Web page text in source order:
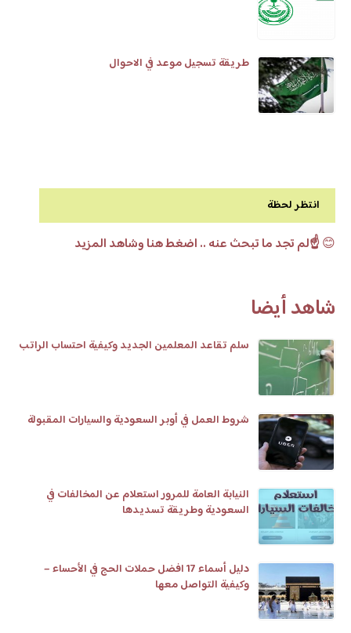
طريقة تسجيل موعد في الاحوال
انتظر لحظة
😊☝️لم تجد ما تبحث عنه .. اضغط هنا وشاهد المزيد
شاهد أيضا
سلم تقاعد المعلمين الجديد وكيفية احتساب الراتب
شروط العمل في أوبر السعودية والسيارات المقبولة
النيابة العامة للمرور استعلام عن المخالفات في
السعودية وطريقة تسديدها
دليل أسماء 17 افضل حملات الحج في الأحساء –
وكيفية التواصل معها